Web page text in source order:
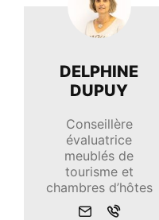
DELPHINE
DUPUY
Conseillère
évaluatrice
meublés de
tourisme et
chambres d’hôtes
EnvoyerAppeler